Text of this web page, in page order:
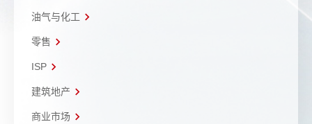
油气与化工
零售
ISP
建筑地产
商业市场